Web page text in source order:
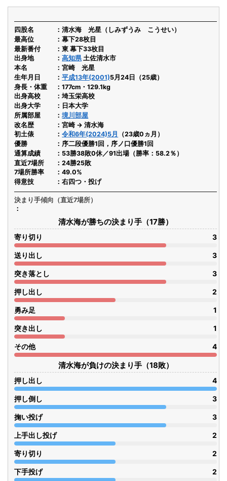
四股名
清水海 光星（しみずうみ こうせい）
最高位
幕下28枚目
最新番付
東 幕下33枚目
出身地
高知県土佐清水市
本名
宮崎 光星
生年月日
平成13年(2001)5月24日（25歳）
身長・体重
177cm・129.1kg
出身高校
埼玉栄高校
出身大学
日本大学
所属部屋
境川部屋
改名歴
宮崎 → 清水海
初土俵
令和6年(2024)5月
（23歳0ヵ月）
優勝
序二段優勝1回，序ノ口優勝1回
通算成績
53勝38敗0休／91出場（勝率：58.2％）
直近7場所
24勝25敗
7場所勝率
49.0%
得意技
右四つ・投げ
決まり手傾向（直近7場所）
清水海が勝ちの決まり手（17勝）
寄り切り 3
送り出し 3
突き落とし 3
押し出し 2
勇み足 1
突き出し 1
その他 4
清水海が負けの決まり手（18敗）
押し出し 4
押し倒し 3
掬い投げ 3
上手出し投げ 2
寄り切り 2
下手投げ 2